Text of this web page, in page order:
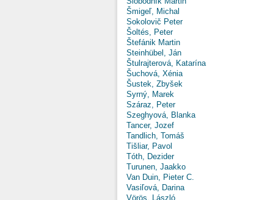
Šmigeľ, Michal
Sokolovič Peter
Šoltés, Peter
Štefánik Martin
Steinhübel, Ján
Štulrajterová, Katarína
Šuchová, Xénia
Šustek, Zbyšek
Syrný, Marek
Száraz, Peter
Szeghyová, Blanka
Tancer, Jozef
Tandlich, Tomáš
Tišliar, Pavol
Tóth, Dezider
Turunen, Jaakko
Van Duin, Pieter C.
Vasiľová, Darina
Vörös, László